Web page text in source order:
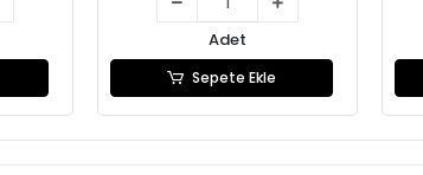
Adet
Sepete Ekle